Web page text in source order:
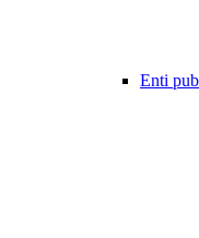
Enti